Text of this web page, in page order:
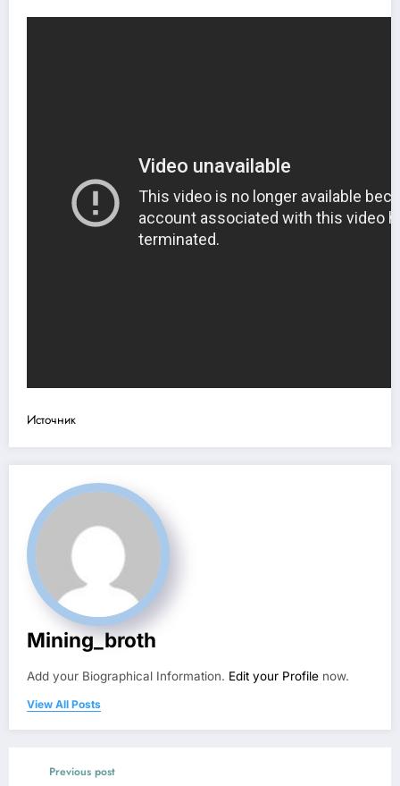
Источник
Mining_broth
Add your Biographical Information. Edit your Profile now.
View All Posts
Previous post